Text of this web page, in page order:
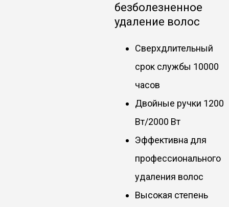
безболезненное
удаление волос
Сверхдлительный
срок службы 10000
часов
Двойные ручки 1200
Вт/2000 Вт
Эффективна для
профессионального
удаления волос
Высокая степень